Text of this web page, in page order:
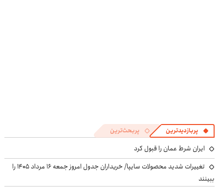
پربازدیدترین پربحث‌ترین
ایران شرط عمان را قبول کرد
تغییرات شدید محصولات سایپا/ خریداران جدول امروز جمعه ۱۶ مرداد ۱۴۰۵ را
ببینند